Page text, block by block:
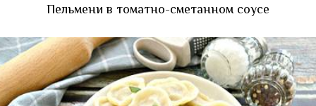
Пельмени в томатно-сметанном соусе